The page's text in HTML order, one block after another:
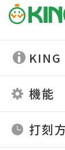
機能
打刻